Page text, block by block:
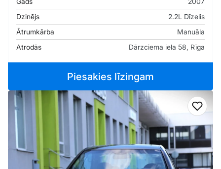
Dzinējs
2.2L Dīzelis
Ātrumkārba
Manuāla
Atrodās
Dārzciema iela 58, Rīga
Piesakies līzingam